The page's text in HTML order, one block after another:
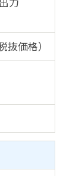
力
抜価格）